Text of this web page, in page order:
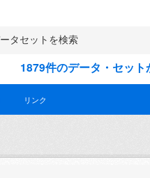
1879件のデータ・セッ
リンク